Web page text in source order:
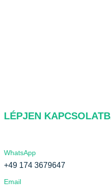
LÉPJEN
WhatsApp
+49 174 3679647
Email